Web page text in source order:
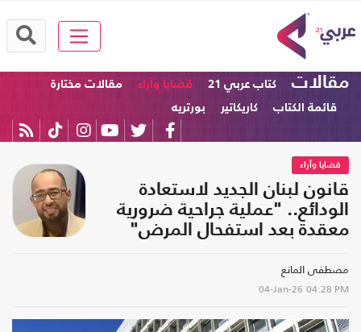
مقالات كتاب عربي 21 قضايا وآراء
مقالات مختارة
قائمة الكتاب
كاريكاتير بورتريه
قضايا وآراء
قانون لبنان الجديد لاستعادة
الودائع.. "عملية جراحية ضرورية
معقدة بعد استفحال المرض"
مصطفى المانع
04-Jan-26 04:28 PM